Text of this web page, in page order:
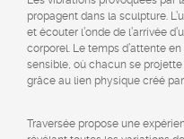
propagent dans la sculpture.
et écouter l’onde de l’arrivée
corporel. Le temps d’attente
sensible, où chacun se
grâce au lien physique créé
Traversée propose une